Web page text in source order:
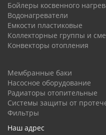
Бойлеры косвенного
Водонагреватели
Емкости пластиковые
Коллекторные группы и
Конвекторы отопления
Мембранные баки
Насосное оборудование
Радиаторы отопительные
Системы защиты от
Фильтры
Наш адрес